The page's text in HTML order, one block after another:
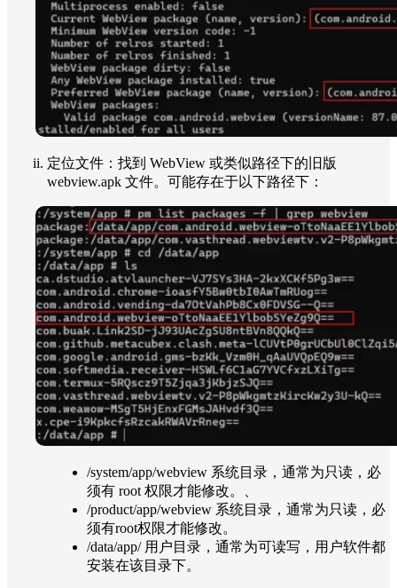
定位文件：找到 WebView 或类似路径下的旧版
webview.apk 文件。可能存在于以下路径下：
/system/app/webview 系统目录，通常为只读，必
须有 root 权限才能修改。、
/product/app/webview 系统目录，通常为只读，必
须有root权限才能修改。
/data/app/ 用户目录，通常为可读写，用户软件都
安装在该目录下。